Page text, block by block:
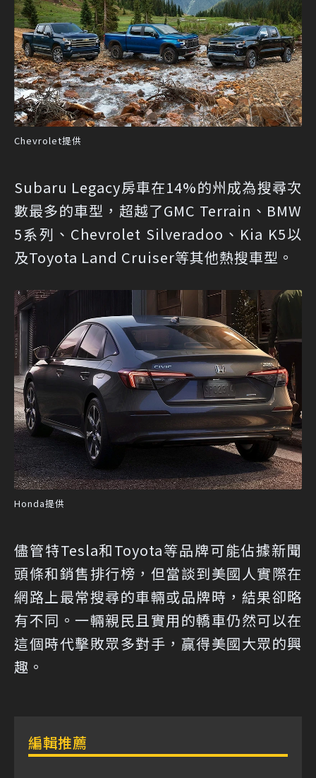
Chevrolet提供
Subaru Legacy房車在14%的州成為搜尋次
數最多的車型，超越了GMC Terrain、BMW
5系列、Chevrolet Silveradoo、Kia K5以
及Toyota Land Cruiser等其他熱搜車型。
Honda提供
儘管特Tesla和Toyota等品牌可能佔據新聞
頭條和銷售排行榜，但當談到美國人實際在
網路上最常搜尋的車輛或品牌時，結果卻略
有不同。一輛親民且實用的轎車仍然可以在
這個時代擊敗眾多對手，贏得美國大眾的興
趣。
編輯推薦